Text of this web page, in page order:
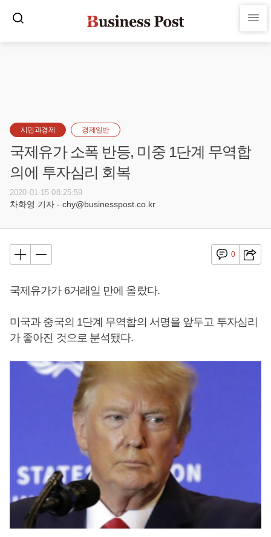
시민과경제 경제일반
국제유가 소폭 반등, 미중 1단계 무역합
의에 투자심리 회복
2020-01-15 08:25:59
차화영 기자 - chy@businesspost.co.kr
0
국제유가가 6거래일 만에 올랐다.
미국과 중국의 1단계 무역합의 서명을 앞두고 투자심리
가 좋아진 것으로 분석됐다.